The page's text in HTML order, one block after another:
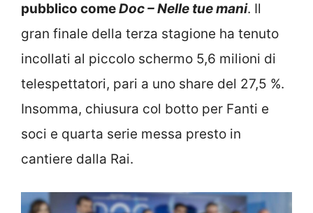
pubblico comeDoc – Nelle tue mani. Il
gran finale della terza stagione ha tenuto
incollati al piccolo schermo 5,6 milioni di
telespettatori, pari a uno share del 27,5 %.
Insomma, chiusura col botto per Fanti e
soci e quarta serie messa presto in
cantiere dalla Rai.